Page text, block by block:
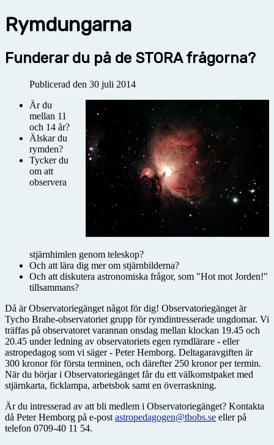
Rymdungarna
Funderar du på de STORA frågorna?
Publicerad den 30 juli 2014
Är du
mellan 11
och 14 år?
Älskar du
rymden?
Tycker du
om att
observera
stjärnhimlen genom teleskop?
Och att lära dig mer om stjärnbilderna?
Och att diskutera astronomiska frågor, som "Hot mot Jorden!"
tillsammans?
Då är Observatoriegänget något för dig! Observatoriegänget är
Tycho Brahe-observatoriet grupp för rymdintresserade ungdomar. Vi
träffas på observatoret varannan onsdag mellan klockan 19.45 och
20.45 under ledning av observatoriets egen rymdlärare - eller
astropedagog som vi säger - Peter Hemborg. Deltagaravgiften är
300 kronor för första terminen, och därefter 250 kronor per termin.
När du börjar i Observatoriegänget får du ett välkomstpaket med
stjärnkarta, ficklampa, arbetsbok samt en överraskning.
Är du intresserad av att bli medlem i Observatoriegänget? Kontakta
då Peter Hemborg på e-post astropedagogen@tbobs.se eller på
telefon 0709-40 11 54.